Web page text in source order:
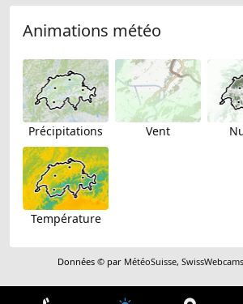
Animations météo
Précipitations Vent
Température
Données © par MétéoSuisse,SwissWebcams